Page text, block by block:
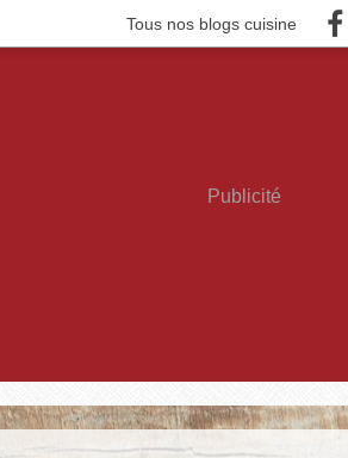
Tous nos blogs cuisine
Publicité